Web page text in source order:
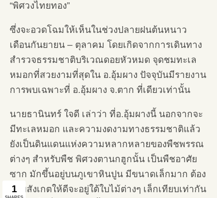
“พิศวงไทยทอง”
ซึ่งจะอวดโฉมให้เห็นในช่วงปลายฝนต้นหนาว
เดือนกันยายน – ตุลาคม โดยเกิดจากการเดินทาง
สำรวจธรรมชาติบริเวณดอยหัวหมด จุดชมทะเล
หมอกที่สวยงามที่สุดใน อ.อุ้มผาง ปัจจุบันมีรายงาน
การพบเฉพาะที่ อ.อุ้มผาง จ.ตาก ที่เดียวเท่านั้น
นายธานินทร์ ใจดี เล่าว่า ที่อ.อุ้มผางนี้ นอกจากจะ
มีทะเลหมอก และความงดงามทางธรรมชาติแล้ว
ยังเป็นดินแดนแห่งความหลากหลายของพืชพรรณ
ต่างๆ สำหรับพืช พิศวงตานกฮูกนั้น เป็นพืชอาศัย
ซาก มักขึ้นอยู่บนภูเขาหินปูน มีขนาดเล็กมาก ต้อง
คอยสังเกตให้ดีจะอยู่ใต้ใบไม้ต่างๆ เล็กเทียบเท่ากัน